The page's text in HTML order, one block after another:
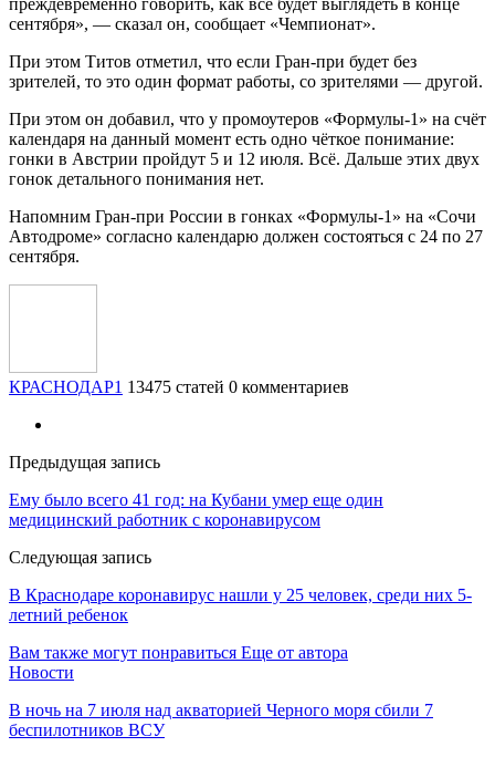
сентября», — сказал он, сообщает «Чемпионат».
При этом Титов отметил, что если Гран-при будет без
зрителей, то это один формат работы, со зрителями — другой.
При этом он добавил, что у промоутеров «Формулы-1» на счёт
календаря на данный момент есть одно чёткое понимание:
гонки в Австрии пройдут 5 и 12 июля. Всё. Дальше этих двух
гонок детального понимания нет.
Напомним Гран-при России в гонках «Формулы-1» на «Сочи
Автодроме» согласно календарю должен состояться с 24 по 27
сентября.
КРАСНОДАР1 13475 статей 0 комментариев
Предыдущая запись
Ему было всего 41 год: на Кубани умер еще один
медицинский работник с коронавирусом
Следующая запись
В Краснодаре коронавирус нашли у 25 человек, среди них 5-
летний ребенок
Вам также могут понравиться Еще от автора
Новости
В ночь на 7 июля над акваторией Черного моря сбили 7
беспилотников ВСУ